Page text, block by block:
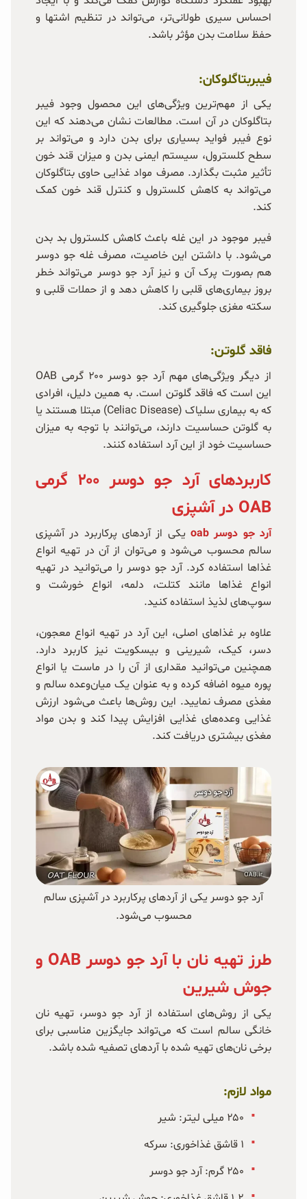
احساس سیری طولانی‌تر، می‌تواند در تنظیم اشتها و
حفظ سلامت بدن مؤثر باشد.
فیبربتاگلوکان:
یکی از مهم‌ترین ویژگی‌های این محصول وجود فیبر
بتاگلوکان در آن است. مطالعات نشان می‌دهند که این
نوع فیبر فواید بسیاری برای بدن دارد و می‌تواند بر
سطح کلسترول، سیستم ایمنی بدن و میزان قند خون
تأثیر مثبت بگذارد. مصرف مواد غذایی حاوی بتاگلوکان
می‌تواند به کاهش کلسترول و کنترل قند خون کمک
کند.
فیبر موجود در این غله باعث کاهش کلسترول بد بدن
می‌شود. با داشتن این خاصیت، مصرف غله جو دوسر
هم بصورت پرک آن و نیز آرد جو دوسر می‌تواند خطر
بروز بیماری‌های قلبی را کاهش دهد و از حملات قلبی و
سکته مغزی جلوگیری کند.
فاقد گلوتن:
از دیگر ویژگی‌های مهم آرد جو دوسر ۲۰۰ گرمی OAB
این است که فاقد گلوتن است. به همین دلیل، افرادی
که به بیماری سلیاک (Celiac Disease) مبتلا هستند یا
به گلوتن حساسیت دارند، می‌توانند با توجه به میزان
حساسیت خود از این آرد استفاده کنند.
کاربردهای آرد جو دوسر ۲۰۰ گرمی
OAB در آشپزی
آرد جو دوسر oab
یکی از آردهای پرکاربرد در آشپزی
سالم محسوب می‌شود و می‌توان از آن در تهیه انواع
غذاها استفاده کرد. آرد جو دوسر را می‌توانید در تهیه
انواع غذاها مانند کتلت، دلمه، انواع خورشت و
سوپ‌های لذیذ استفاده کنید.
علاوه بر غذاهای اصلی، این آرد در تهیه انواع معجون،
دسر، کیک، شیرینی و بیسکویت نیز کاربرد دارد.
همچنین می‌توانید مقداری از آن را در ماست یا انواع
پوره میوه اضافه کرده و به عنوان یک میان‌وعده سالم و
مغذی مصرف نمایید. این روش‌ها باعث می‌شود ارزش
غذایی وعده‌های غذایی افزایش پیدا کند و بدن مواد
مغذی بیشتری دریافت کند.
آرد جو دوسر یکی از آردهای پرکاربرد در آشپزی سالم
محسوب می‌شود.
طرز تهیه نان با آرد جو دوسر OAB و
جوش شیرین
یکی از روش‌های استفاده از آرد جو دوسر، تهیه نان
خانگی سالم است که می‌تواند جایگزین مناسبی برای
برخی نان‌های تهیه شده با آردهای تصفیه شده باشد.
مواد لازم:
۲۵۰ میلی لیتر: شیر
۱ قاشق غذاخوری: سرکه
۲۵۰ گرم: آرد جو دوسر